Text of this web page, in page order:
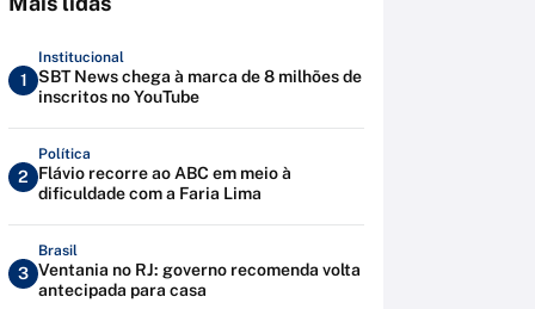
1
Institucional
SBT News chega à marca de 8 milhões de
inscritos no YouTube
2
Política
Flávio recorre ao ABC em meio à
dificuldade com a Faria Lima
3
Brasil
Ventania no RJ: governo recomenda volta
antecipada para casa